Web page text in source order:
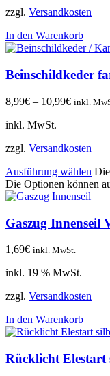
zzgl. Versandkosten
In den Warenkorb
Beinschildkeder
8,99€ – 10,99€ inkl.
inkl. MwSt.
zzgl. Versandkosten
Ausführung wählen
Die Optionen können
Gaszug Innenseil
1,69€ inkl. MwSt.
inkl. 19 % MwSt.
zzgl. Versandkosten
In den Warenkorb
Rücklicht Elestart